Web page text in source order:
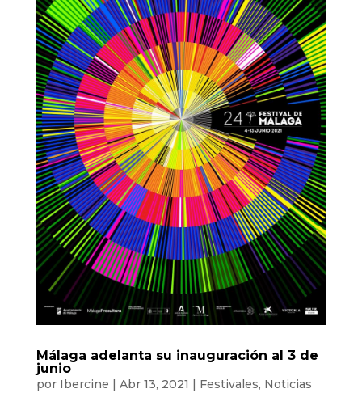
Málaga adelanta su inauguración al 3 de
junio
por Ibercine | Abr 13, 2021 | Festivales, Noticias